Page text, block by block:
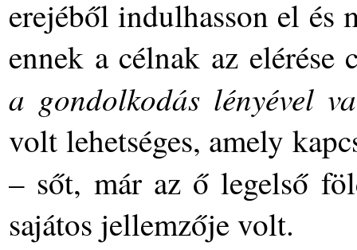
erejéből indulhasson el és
ennek a célnak az
a gondolkodás lényével
volt lehetséges, amely
– sőt, már az ő legelső
sajátos jellemzője volt.